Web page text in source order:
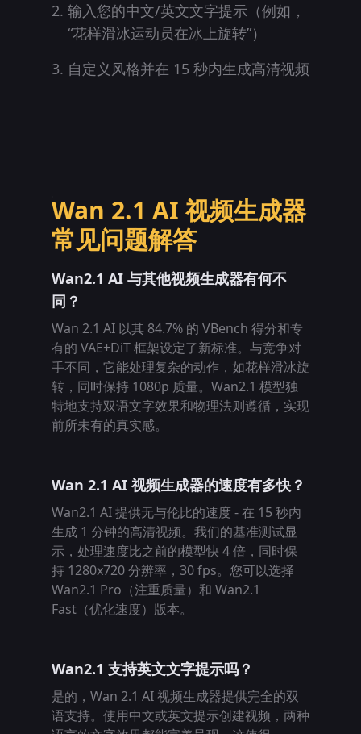
输入您的中文/英文文字提示（例如，
“花样滑冰运动员在冰上旋转”）
自定义风格并在 15 秒内生成高清视频
Wan 2.1 AI 视频生成器
常见问题解答
Wan2.1 AI 与其他视频生成器有何不
同？
Wan 2.1 AI 以其 84.7% 的 VBench 得分和专
有的 VAE+DiT 框架设定了新标准。与竞争对
手不同，它能处理复杂的动作，如花样滑冰旋
转，同时保持 1080p 质量。Wan2.1 模型独
特地支持双语文字效果和物理法则遵循，实现
前所未有的真实感。
Wan 2.1 AI 视频生成器的速度有多快？
Wan2.1 AI 提供无与伦比的速度 - 在 15 秒内
生成 1 分钟的高清视频。我们的基准测试显
示，处理速度比之前的模型快 4 倍，同时保
持 1280x720 分辨率，30 fps。您可以选择
Wan2.1 Pro（注重质量）和 Wan2.1
Fast（优化速度）版本。
Wan2.1 支持英文文字提示吗？
是的，Wan 2.1 AI 视频生成器提供完全的双
语支持。使用中文或英文提示创建视频，两种